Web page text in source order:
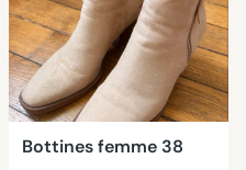
Bottines femme 38